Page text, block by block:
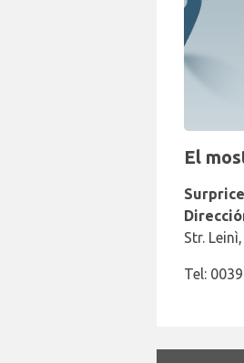
El
Str.
Tel: